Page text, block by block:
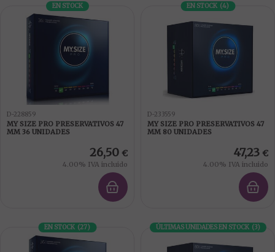
EN STOCK
D-228859
MY SIZE PRO PRESERVATIVOS 47
MM 36 UNIDADES
26,50 €
4.00% IVA incluido
EN STOCK (4)
D-233559
MY SIZE PRO PRESERVATIVOS 47
MM 80 UNIDADES
47,23 €
4.00% IVA incluido
EN STOCK (27) ÚLTIMAS UNIDADES EN STOCK (3)